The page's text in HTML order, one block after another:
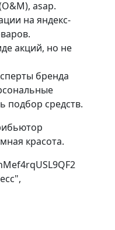
asap.
на яндекс-
акций, но не
бренда
подбор средств.
красота.